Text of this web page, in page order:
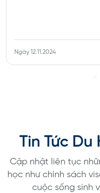
Ngày 12.11.2024
Tin Tức Du
Cập nhật liên tục
học như chính sách
cuộc sống sinh